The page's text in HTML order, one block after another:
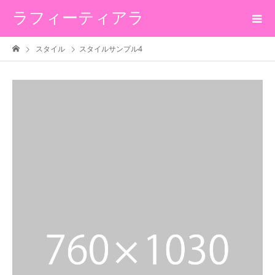
ラフィーティアラ
スタイル スタイルサンプル4